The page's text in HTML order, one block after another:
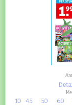
10 45 50 60